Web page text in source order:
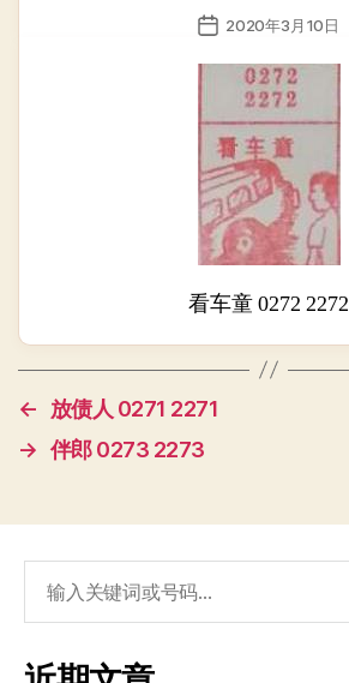
发
日
2020年3月10日
看车童 0272 2272
←
放债人 0271 2271
→ 伴郎 0273 2273
索：